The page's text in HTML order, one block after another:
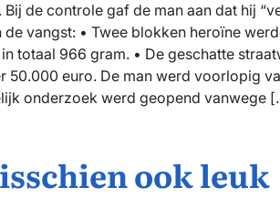
Bij de controle gaf de man aan dat hij
de vangst: • Twee blokken heroïne
totaal 966 gram. • De geschatte
50.000 euro. De man werd voorlopig
onderzoek werd geopend vanwege
ook leuk